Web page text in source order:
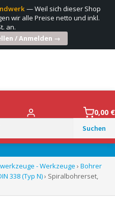
— Weil sich dieser Shop
wir alle Preise netto und inkl.
an.
/ Anmelden →
0,00 €
- Werkzeuge › Bohrer
338 (Typ N)› Spiralbohrerset,